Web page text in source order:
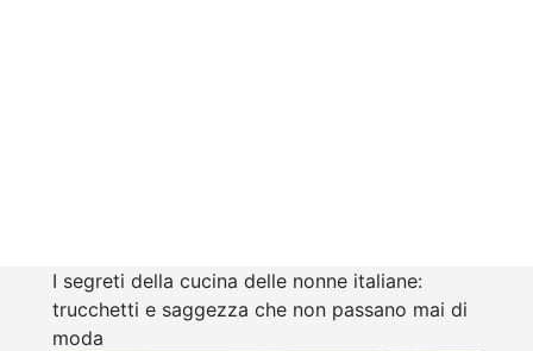
I segreti della cucina delle nonne italiane:
trucchetti e saggezza che non passano mai di
moda